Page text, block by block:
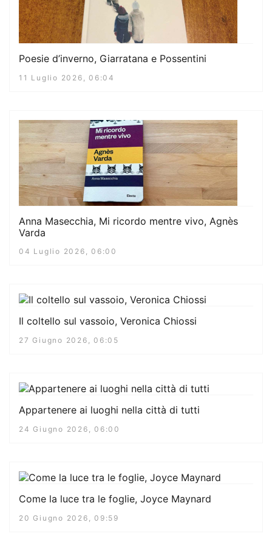
Poesie d’inverno, Giarratana e Possentini
11 Luglio 2026, 06:04
Anna Masecchia, Mi ricordo mentre vivo, Agnès
Varda
04 Luglio 2026, 06:00
Il coltello sul vassoio, Veronica Chiossi
27 Giugno 2026, 06:05
Appartenere ai luoghi nella città di tutti
24 Giugno 2026, 06:00
Come la luce tra le foglie, Joyce Maynard
20 Giugno 2026, 09:59